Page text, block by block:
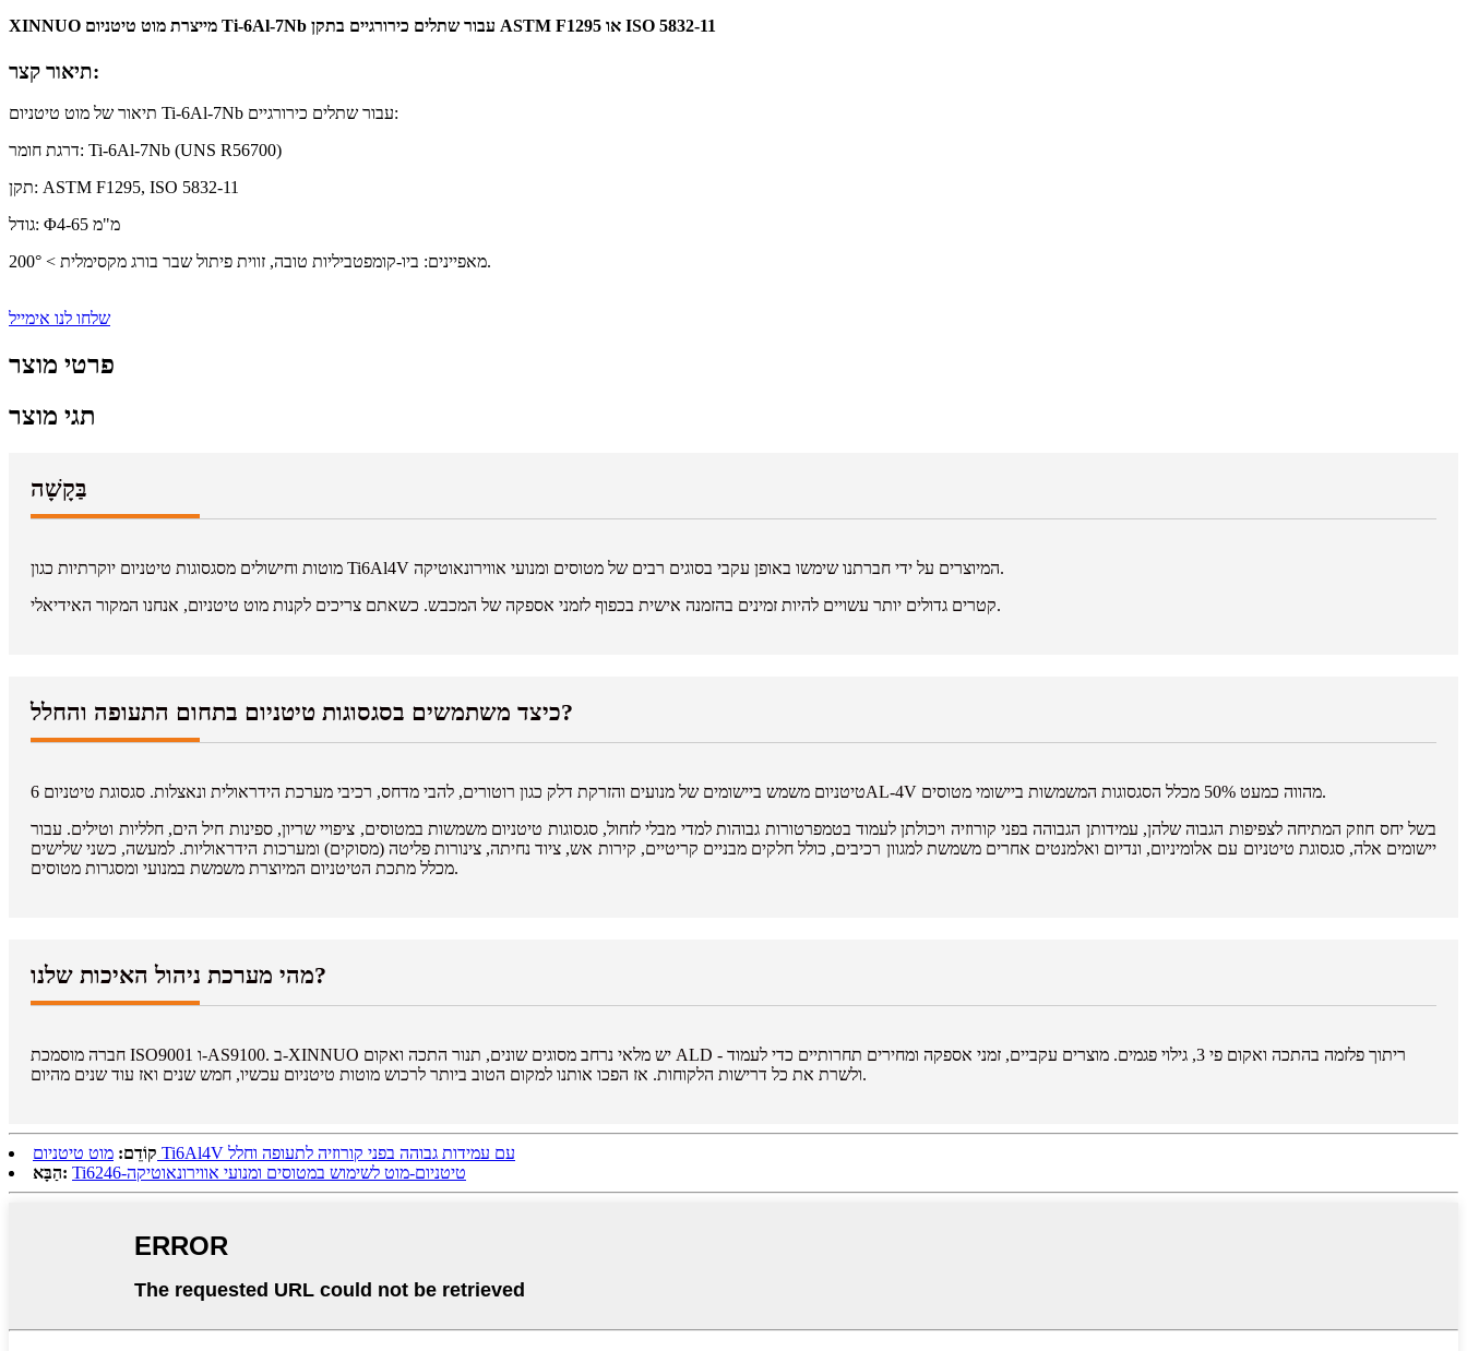
XINNUO מייצרת מוט טיטניום Ti-6Al-7Nb עבור שתלים כירורגיים בתקן ASTM F1295 או ISO 5832-11
תיאור קצר:
תיאור של מוט טיטניום Ti-6Al-7Nb עבור שתלים כירורגיים:
דרגת חומר: Ti-6Al-7Nb (UNS R56700)
תקן: ASTM F1295, ISO 5832-11
גודל: Φ4-65 מ"מ
מאפיינים: ביו-קומפטביליות טובה, זווית פיתול שבר בורג מקסימלית > 200°.
שלחו לנו אימייל
פרטי מוצר
תגי מוצר
בַּקָשָׁה
מוטות וחישולים מסגסוגות טיטניום יוקרתיות כגון Ti6Al4V המיוצרים על ידי חברתנו שימשו באופן עקבי בסוגים רבים של מטוסים ומנועי אווירונאוטיקה.
קטרים ​​גדולים יותר עשויים להיות זמינים בהזמנה אישית בכפוף לזמני אספקה ​​של המכבש. כשאתם צריכים לקנות מוט טיטניום, אנחנו המקור האידיאלי.
כיצד משתמשים בסגסוגות טיטניום בתחום התעופה והחלל?
טיטניום משמש ביישומים של מנועים והזרקת דלק כגון רוטורים, להבי מדחס, רכיבי מערכת הידראולית ונאצלות. סגסוגת טיטניום 6AL-4V מהווה כמעט 50% מכלל הסגסוגות המשמשות ביישומי מטוסים.
בשל יחס חוזק המתיחה לצפיפות הגבוה שלהן, עמידותן הגבוהה בפני קורוזיה ויכולתן לעמוד בטמפרטורות גבוהות למדי מבלי לזחול, סגסוגות טיטניום משמשות במטוסים, ציפויי שריון, ספינות חיל הים, חלליות וטילים. עבור
יישומים אלה, סגסוגת טיטניום עם אלומיניום, ונדיום ואלמנטים אחרים משמשת למגוון רכיבים, כולל חלקים מבניים קריטיים, קירות אש, ציוד נחיתה, צינורות פליטה (מסוקים) ומערכות הידראוליות. למעשה, כשני שלישים
מכלל מתכת הטיטניום המיוצרת משמשת במנועי ומסגרות מטוסים.
מהי מערכת ניהול האיכות שלנו?
חברה מוסמכת ISO9001 ו-AS9100. ב-XINNUO יש מלאי נרחב מסוגים שונים, תנור התכה ואקום ALD - ריתוך פלזמה בהתכה ואקום פי 3, גילוי פגמים. מוצרים עקביים, זמני אספקה ​​ומחירים תחרותיים כדי לעמוד
ולשרת את כל דרישות הלקוחות. אז הפכו אותנו למקום הטוב ביותר לרכוש מוטות טיטניום עכשיו, חמש שנים ואז עוד שנים מהיום.
קוֹדֵם:
מוט טיטניום Ti6Al4V עם עמידות גבוהה בפני קורוזיה לתעופה וחלל
הַבָּא:
Ti6246-טיטניום-מוט לשימוש במטוסים ומנועי אווירונאוטיקה